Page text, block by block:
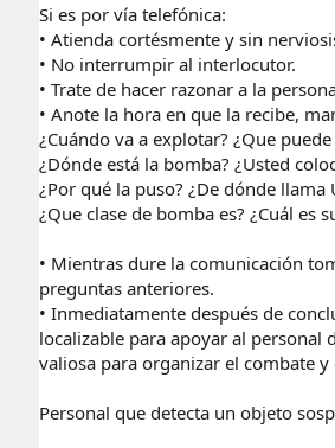
Si es por vía telefónica:
• Atienda cortésmente y sin
• No interrumpir al interlocutor.
• Trate de hacer razonar a la
• Anote la hora en que la recibe,
¿Cuándo va a explotar? ¿Que
¿Dónde está la bomba? ¿Usted
¿Por qué la puso? ¿De dónde llama
¿Que clase de bomba es? ¿Cuál es
• Mientras dure la comunicación
preguntas anteriores.
• Inmediatamente después de
localizable para apoyar al personal
valiosa para organizar el combate
Personal que detecta un objeto